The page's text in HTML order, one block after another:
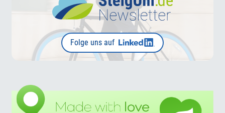
Folge uns auf